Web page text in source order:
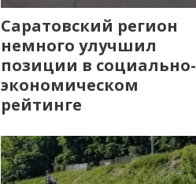
Саратовский регион
немного улучшил
позиции в социально-
экономическом
рейтинге